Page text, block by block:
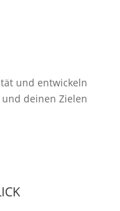
und entwickeln
deinen Zielen